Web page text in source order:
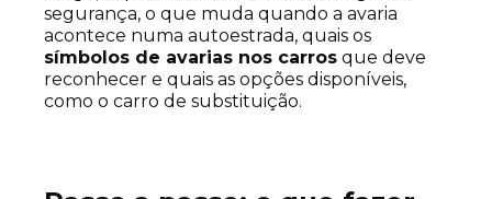
segurança, o que muda quando a avaria
acontece numa autoestrada, quais os
símbolos de avarias nos carros que deve
reconhecer e quais as opções disponíveis,
como o carro de substituição.